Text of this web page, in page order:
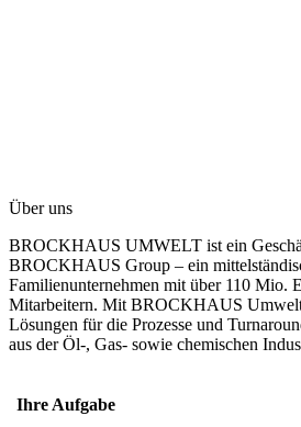
Über uns
BROCKHAUS UMWELT ist ein
BROCKHAUS Group – ein
Familienunternehmen mit über 110 Mio.
Mitarbeitern. Mit BROCKHAUS
Lösungen für die Prozesse und
aus der Öl-, Gas- sowie chemischen
Ihre Aufgabe